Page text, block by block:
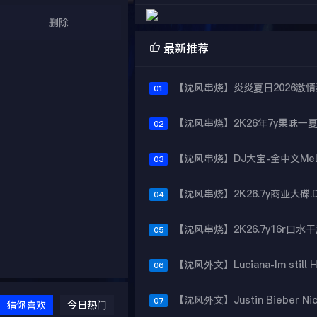
删除
猜你喜欢 今日热门
 最新推荐
01
02
03
04
05
06
07